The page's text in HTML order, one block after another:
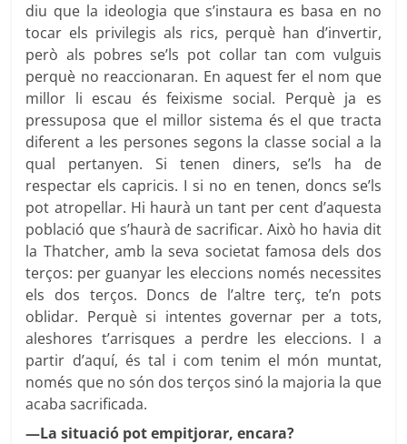
diu que la ideologia que s’instaura es basa en no
tocar els privilegis als rics, perquè han d’invertir,
però als pobres se’ls pot collar tan com vulguis
perquè no reaccionaran. En aquest fer el nom que
millor li escau és feixisme social. Perquè ja es
pressuposa que el millor sistema és el que tracta
diferent a les persones segons la classe social a la
qual pertanyen. Si tenen diners, se’ls ha de
respectar els capricis. I si no en tenen, doncs se’ls
pot atropellar. Hi haurà un tant per cent d’aquesta
població que s’haurà de sacrificar. Això ho havia dit
la Thatcher, amb la seva societat famosa dels dos
terços: per guanyar les eleccions només necessites
els dos terços. Doncs de l’altre terç, te’n pots
oblidar. Perquè si intentes governar per a tots,
aleshores t’arrisques a perdre les eleccions. I a
partir d’aquí, és tal i com tenim el món muntat,
només que no són dos terços sinó la majoria la que
acaba sacrificada.
—La situació pot empitjorar, encara?